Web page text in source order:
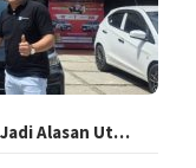
Alasan Ut…